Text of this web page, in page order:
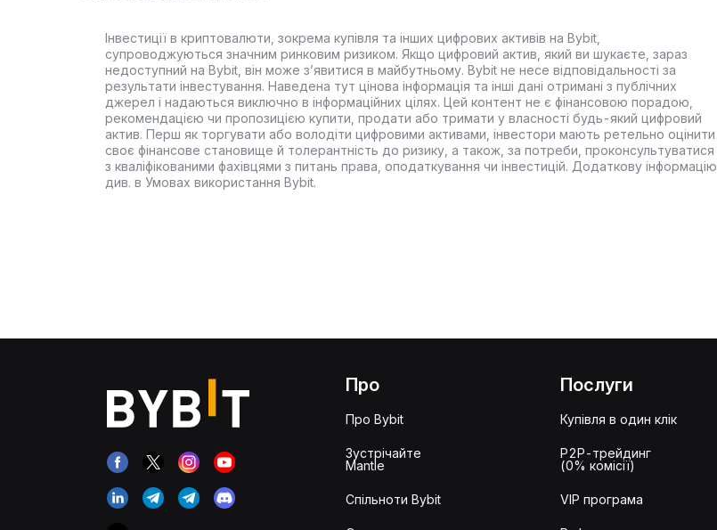
Інвестиції в криптовалюти, зокрема купівля та інших цифрових активів на Bybit,
супроводжуються значним ринковим ризиком. Якщо цифровий актив, який ви шукаєте, зараз
недоступний на Bybit, він може з’явитися в майбутньому. Bybit не несе відповідальності за
результати інвестування. Наведена тут цінова інформація та інші дані отримані з публічних
джерел і надаються виключно в інформаційних цілях. Цей контент не є фінансовою порадою,
рекомендацією чи пропозицією купити, продати або тримати у власності будь-який цифровий
актив. Перш як торгувати або володіти цифровими активами, інвестори мають ретельно оцінити
своє фінансове становище й толерантність до ризику, а також, за потреби, проконсультуватися
з кваліфікованими фахівцями з питань права, оподаткування чи інвестицій. Додаткову інформацію
див. в Умовах використання Bybit.
Про
Про Bybit
Зустрічайте
Mantle
Спільноти Bybit
Послуги
Купівля в один клік
P2P-трейдинг
(0% комісії)
VIP програма